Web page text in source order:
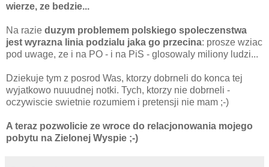
wierze, ze bedzie...
Na razie duzym problemem polskiego spoleczenstwa
jest wyrazna linia podzialu jaka go przecina: prosze wziac
pod uwage, ze i na PO - i na PiS - glosowaly miliony ludzi...
Dziekuje tym z posrod Was, ktorzy dobrneli do konca tej
wyjatkowo nuuudnej notki. Tych, ktorzy nie dobrneli -
oczywiscie swietnie rozumiem i pretensji nie mam ;-)
A teraz pozwolicie ze wroce do relacjonowania mojego
pobytu na Zielonej Wyspie ;-)